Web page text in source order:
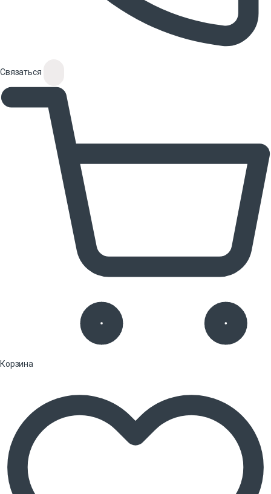
Связаться
Корзина